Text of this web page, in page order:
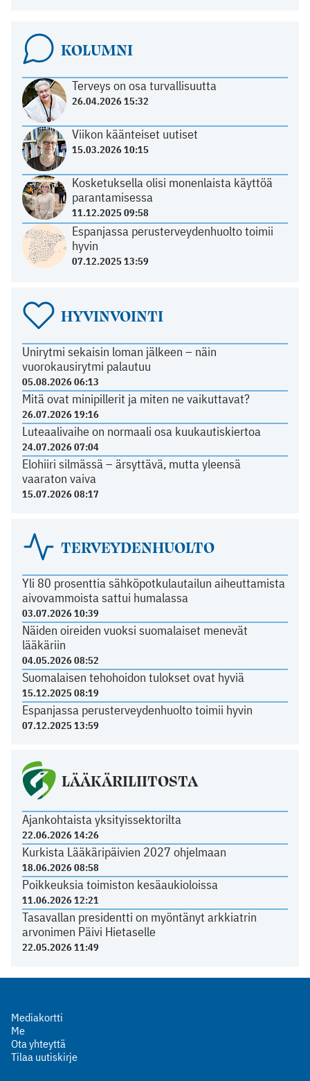
KOLUMNI
Terveys on osa turvallisuutta
26.04.2026 15:32
Viikon käänteiset uutiset
15.03.2026 10:15
Kosketuksella olisi monenlaista käyttöä
parantamisessa
11.12.2025 09:58
Espanjassa perusterveydenhuolto toimii
hyvin
07.12.2025 13:59
HYVINVOINTI
Unirytmi sekaisin loman jälkeen – näin
vuorokausirytmi palautuu
05.08.2026 06:13
Mitä ovat minipillerit ja miten ne vaikuttavat?
26.07.2026 19:16
Luteaalivaihe on normaali osa kuukautiskiertoa
24.07.2026 07:04
Elohiiri silmässä – ärsyttävä, mutta yleensä
vaaraton vaiva
15.07.2026 08:17
TERVEYDENHUOLTO
Yli 80 prosenttia sähköpotkulautailun aiheuttamista
aivovammoista sattui humalassa
03.07.2026 10:39
Näiden oireiden vuoksi suomalaiset menevät
lääkäriin
04.05.2026 08:52
Suomalaisen tehohoidon tulokset ovat hyviä
15.12.2025 08:19
Espanjassa perusterveydenhuolto toimii hyvin
07.12.2025 13:59
LÄÄKÄRILIITOSTA
Ajankohtaista yksityissektorilta
22.06.2026 14:26
Kurkista Lääkäripäivien 2027 ohjelmaan
18.06.2026 08:58
Poikkeuksia toimiston kesäaukioloissa
11.06.2026 12:21
Tasavallan presidentti on myöntänyt arkkiatrin
arvonimen Päivi Hietaselle
22.05.2026 11:49
Mediakortti
Me
Ota yhteyttä
Tilaa uutiskirje